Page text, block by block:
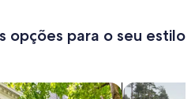
opções para o seu estilo
apartamentos buscar